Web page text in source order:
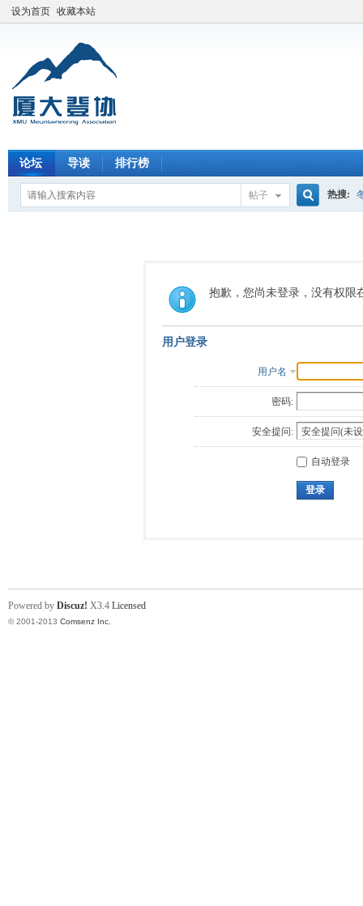
设为首页 收藏本站
论坛 导读 排行榜
帖子
索
热搜:
抱歉，您尚未登录，没有权限
用户登录
用户名
密码:
安全提问:
自动登录
登录
Powered by Discuz! X3.4 Licensed
© 2001-2013 Comsenz Inc.